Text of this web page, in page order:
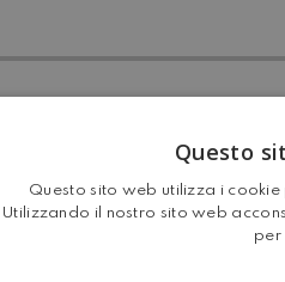
Questo
Questo sito web utilizza i
Utilizzando il nostro sito web
per